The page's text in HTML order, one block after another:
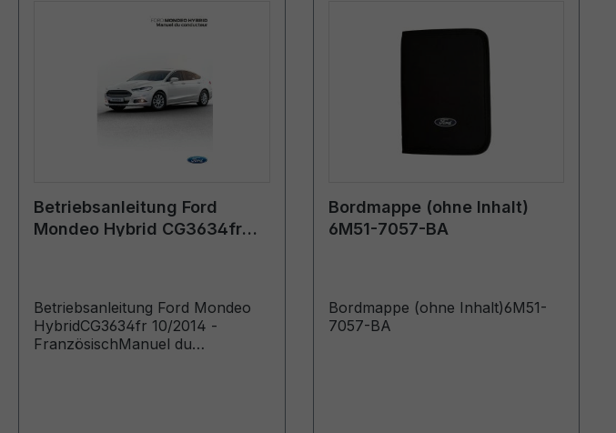
Betriebsanleitung Ford
Mondeo Hybrid CG3634fr
Betriebsanleitung Ford Mondeo
HybridCG3634fr 10/2014 -
FranzösischManuel du
Bordmappe (ohne Inhalt)
6M51-7057-BA
Bordmappe (ohne Inhalt)6M51-
7057-BA